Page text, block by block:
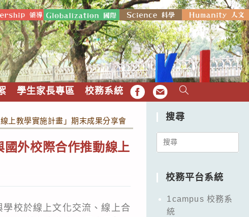
學生家長專區 校務系統 FB EMAIL
上教學實施計畫」期末成果分享會
國外校際合作推動線上
校於線上文化交流、線上合
搜尋
Search
校務平台系統
1campus 校務系
統